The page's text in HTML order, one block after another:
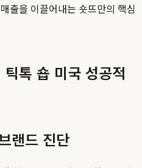
출을 이끌어내는 숏뜨만의 핵심
톡 숍 미국 성공적
랜드 진단